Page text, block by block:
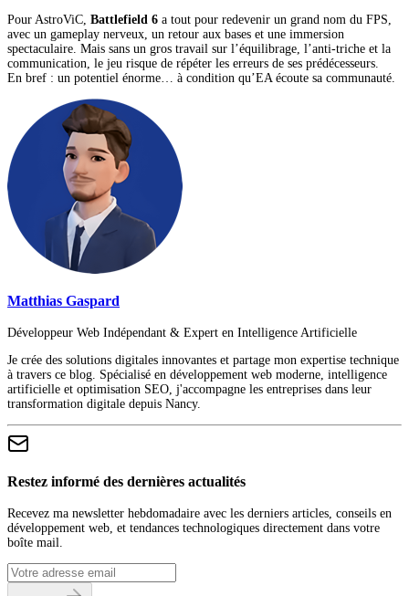
Pour AstroViC, Battlefield 6 a tout pour redevenir un grand nom du FPS,
avec un gameplay nerveux, un retour aux bases et une immersion
spectaculaire. Mais sans un gros travail sur l’équilibrage, l’anti-triche et la
communication, le jeu risque de répéter les erreurs de ses prédécesseurs.
En bref : un potentiel énorme… à condition qu’EA écoute sa communauté.
Matthias Gaspard
Développeur Web Indépendant & Expert en Intelligence Artificielle
Je crée des solutions digitales innovantes et partage mon expertise technique
à travers ce blog. Spécialisé en développement web moderne, intelligence
artificielle et optimisation SEO, j'accompagne les entreprises dans leur
transformation digitale depuis Nancy.
Restez informé des dernières actualités
Recevez ma newsletter hebdomadaire avec les derniers articles, conseils en
développement web, et tendances technologiques directement dans votre
boîte mail.